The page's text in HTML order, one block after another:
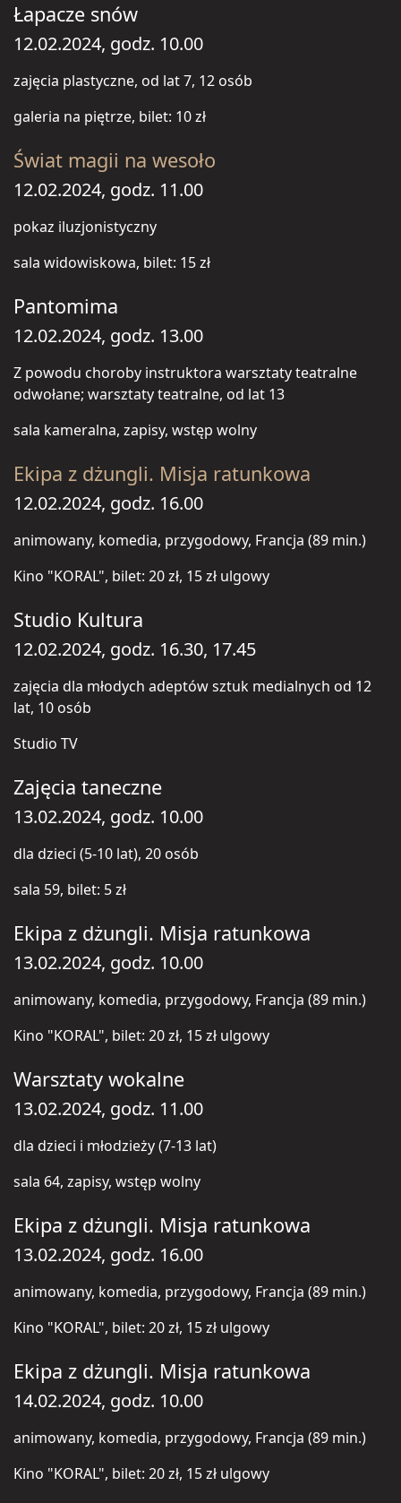
Łapacze snów
12.02.2024, godz. 10.00
zajęcia plastyczne, od lat 7, 12 osób
galeria na piętrze, bilet: 10 zł
Świat magii na wesoło
12.02.2024, godz. 11.00
pokaz iluzjonistyczny
sala widowiskowa, bilet: 15 zł
Pantomima
12.02.2024, godz. 13.00
Z powodu choroby instruktora warsztaty teatralne
odwołane; warsztaty teatralne, od lat 13
sala kameralna, zapisy, wstęp wolny
Ekipa z dżungli. Misja ratunkowa
12.02.2024, godz. 16.00
animowany, komedia, przygodowy, Francja (89 min.)
Kino "KORAL", bilet: 20 zł, 15 zł ulgowy
Studio Kultura
12.02.2024, godz. 16.30, 17.45
zajęcia dla młodych adeptów sztuk medialnych od 12
lat, 10 osób
Studio TV
Zajęcia taneczne
13.02.2024, godz. 10.00
dla dzieci (5-10 lat), 20 osób
sala 59, bilet: 5 zł
Ekipa z dżungli. Misja ratunkowa
13.02.2024, godz. 10.00
animowany, komedia, przygodowy, Francja (89 min.)
Kino "KORAL", bilet: 20 zł, 15 zł ulgowy
Warsztaty wokalne
13.02.2024, godz. 11.00
dla dzieci i młodzieży (7-13 lat)
sala 64, zapisy, wstęp wolny
Ekipa z dżungli. Misja ratunkowa
13.02.2024, godz. 16.00
animowany, komedia, przygodowy, Francja (89 min.)
Kino "KORAL", bilet: 20 zł, 15 zł ulgowy
Ekipa z dżungli. Misja ratunkowa
14.02.2024, godz. 10.00
animowany, komedia, przygodowy, Francja (89 min.)
Kino "KORAL", bilet: 20 zł, 15 zł ulgowy